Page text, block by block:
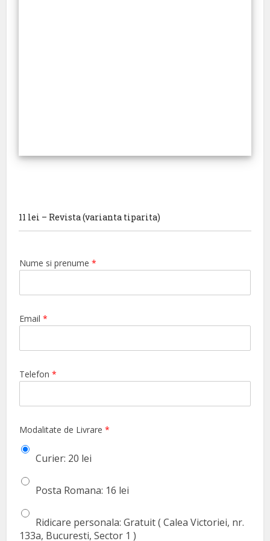
11 lei – Revista (varianta tiparita)
Nume si prenume*
Email*
Telefon*
Modalitate de Livrare*
Curier: 20 lei
Posta Romana: 16 lei
Ridicare personala: Gratuit ( Calea Victoriei, nr.
133a, Bucuresti, Sector 1 )